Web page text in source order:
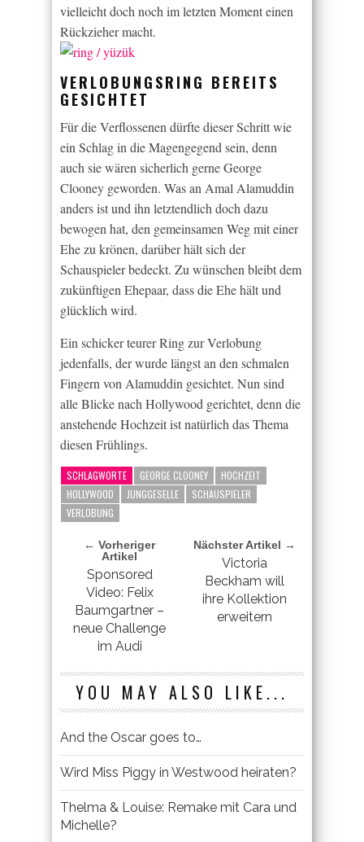
vielleicht doch noch im letzten Moment einen
Rückzieher macht.
VERLOBUNGSRING BEREITS
GESICHTET
Für die Verflossenen dürfte dieser Schritt wie
ein Schlag in die Magengegend sein, denn
auch sie wären sicherlich gerne George
Clooney geworden. Was an Amal Alamuddin
anders ist und ihn letztendlich doch dazu
bewogen hat, den gemeinsamen Weg mit einer
Ehe zu krönen, darüber hält sich der
Schauspieler bedeckt. Zu wünschen bleibt dem
zukünftigen Ehepaar, dass die Ehe hält und
glücklich wird.
Ein schicker teurer Ring zur Verlobung
jedenfalls, der wurde längst an den schmalen
Fingern von Alamuddin gesichtet. Nun sind
alle Blicke nach Hollywood gerichtet, denn die
anstehende Hochzeit ist natürlich das Thema
diesen Frühlings.
SCHLAGWORTE GEORGE CLOONEY
HOCHZEIT
HOLLYWOOD
JUNGGESELLE
SCHAUSPIELER
VERLOBUNG
← Vorheriger
Artikel
Sponsored
Video: Felix
Baumgartner –
neue Challenge
im Audi
Nächster Artikel →
Victoria
Beckham will
ihre Kollektion
erweitern
YOU MAY ALSO LIKE...
And the Oscar goes to…
Wird Miss Piggy in Westwood heiraten?
Thelma & Louise: Remake mit Cara und
Michelle?